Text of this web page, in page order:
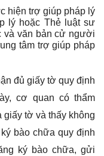
hiện trợ giúp pháp lý
lý hoặc Thẻ luật sư
và văn bản cử người
tâm trợ giúp pháp
đủ giấy tờ quy định
cơ quan có thẩm
giấy tờ và thấy không
bào chữa quy định
ký bào chữa, gửi